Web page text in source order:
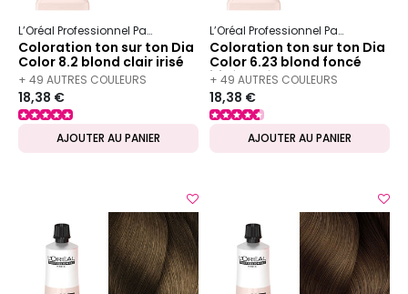
L’Oréal Professionnel Paris Dia color
Coloration ton sur ton Dia
Color 8.2 blond clair irisé
+ 49 AUTRES COULEURS
DISPONIBLES
18,38 €
AJOUTER AU PANIER
L’Oréal Professionnel Paris
Coloration ton sur ton Dia
Color 6.23 blond foncé
irisé doré
+ 49 AUTRES COULEURS
DISPONIBLES
18,38 €
AJOUTER AU PANIER